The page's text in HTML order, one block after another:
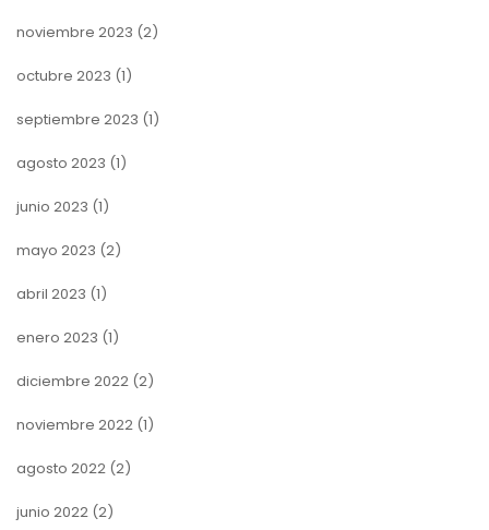
noviembre 2023 (2)
octubre 2023 (1)
septiembre 2023 (1)
agosto 2023 (1)
junio 2023 (1)
mayo 2023 (2)
abril 2023 (1)
enero 2023 (1)
diciembre 2022 (2)
noviembre 2022 (1)
agosto 2022 (2)
junio 2022 (2)